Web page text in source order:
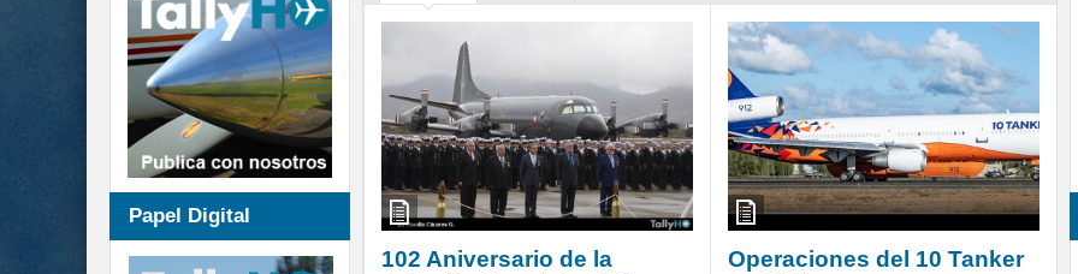
102 Aniversario de la
Operaciones del 10 Tanker
Papel Digital